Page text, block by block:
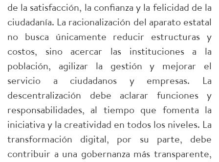
de la satisfacción, la confianza y la felicidad de la
ciudadanía. La racionalización del aparato estatal
no busca únicamente reducir estructuras y
costos, sino acercar las instituciones a la
población, agilizar la gestión y mejorar el
servicio a ciudadanos y empresas. La
descentralización debe aclarar funciones y
responsabilidades, al tiempo que fomenta la
iniciativa y la creatividad en todos los niveles. La
transformación digital, por su parte, debe
contribuir a una gobernanza más transparente,